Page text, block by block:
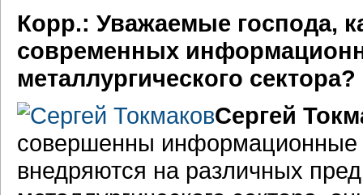
Корр.: Уважаемые господа,
современных
металлургического сектора?
Сергей
совершенны информационные
внедряются на различных